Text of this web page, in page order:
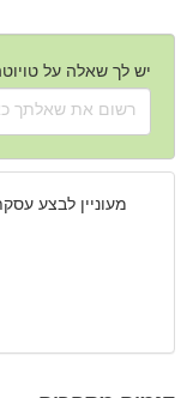
יש לך שאלה על טויוטה קורולה 2007 -
מעוניין לבצע